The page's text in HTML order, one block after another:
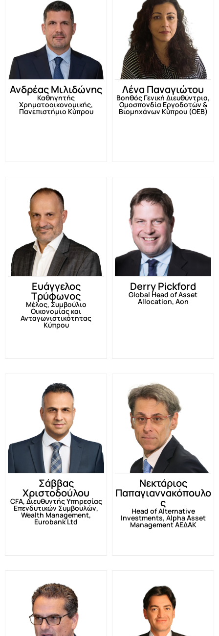
Ανδρέας Μιλιδώνης
Καθηγητής
Χρηματοοικονομικής,
Πανεπιστήμιο Κύπρου
Λένα Παναγιώτου
Bοηθός Γενική Διευθύντρια,
Ομοσπονδία Εργοδοτών &
Βιομηχάνων Κύπρου (ΟΕΒ)
Ευάγγελος
Τρύφωνος
Mέλος, Συμβούλιο
Οικονομίας και
Ανταγωνιστικότητας
Κύπρου
Derry Pickford
Global Head of Asset
Allocation, Aon
Σάββας
Χριστοδούλου
CFA, Διευθυντής Υπηρεσίας
Επενδυτικών Συμβουλών,
Wealth Management,
Eurobank Ltd
Νεκτάριος
Παπαγιαννακόπουλο
ς
Head of Alternative
Investments, Alpha Asset
Management ΑΕΔΑΚ